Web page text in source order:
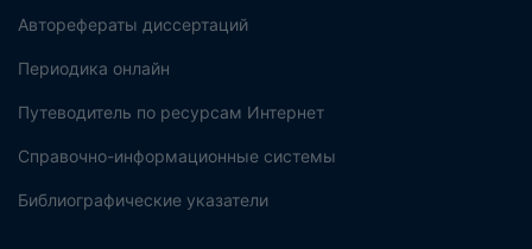
Авторефераты диссертаций
Периодика онлайн
Путеводитель по ресурсам Интернет
Справочно-информационные системы
Библиографические указатели